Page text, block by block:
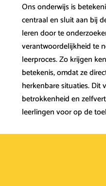
Ons onderwijs is
centraal en sluit aan bij
leren door te
verantwoordelijkheid te
leerproces. Zo krijgen
betekenis, omdat ze
herkenbare situaties. Dit
betrokkenheid en
leerlingen voor op de